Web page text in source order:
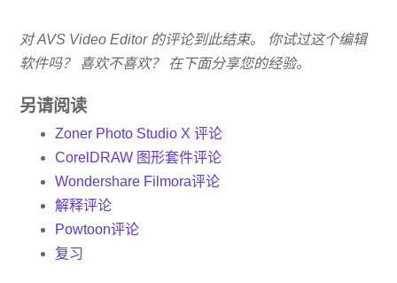
对 AVS Video Editor 的评论到此结束。 你试过这个编辑
软件吗？ 喜欢不喜欢？ 在下面分享您的经验。
另请阅读
Zoner Photo Studio X 评论
CorelDRAW 图形套件评论
Wondershare Filmora评论
解释评论
Powtoon评论
复习